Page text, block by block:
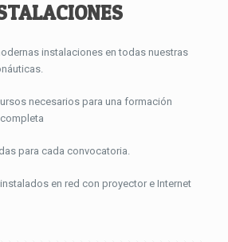
instalaciones en todas nuestras
necesarios para una formación
para cada convocatoria.
en red con proyector e Internet